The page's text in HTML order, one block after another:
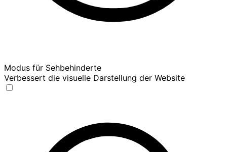
Modus für Sehbehinderte
Verbessert die visuelle Darstellung der Website